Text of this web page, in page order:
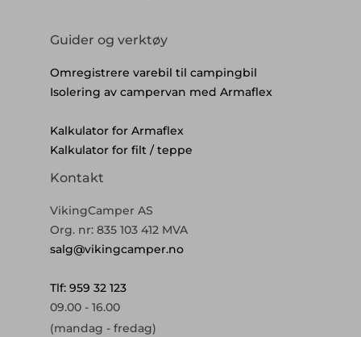
Guider og verktøy
Omregistrere varebil til campingbil
Isolering av campervan med Armaflex
Kalkulator for Armaflex
Kalkulator for filt / teppe
Kontakt
VikingCamper AS
Org. nr: 835 103 412 MVA
salg@vikingcamper.no
Tlf: 959 32 123
09.00 - 16.00
(mandag - fredag)